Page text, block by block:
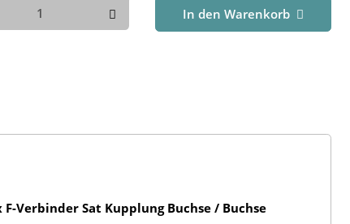
In den Warenkorb
Verbinder Sat Kupplung Buchse / Buchse